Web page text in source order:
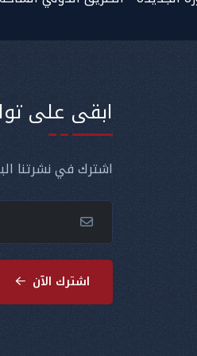
ابقى على
اشترك في نشرتنا
اشترك الآن